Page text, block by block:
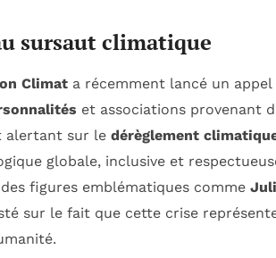
sursaut climatique
Climat a récemment lancé un
et associations provenant
alertant sur le dérèglement
globale, inclusive et
figures emblématiques comme
sur le fait que cette crise